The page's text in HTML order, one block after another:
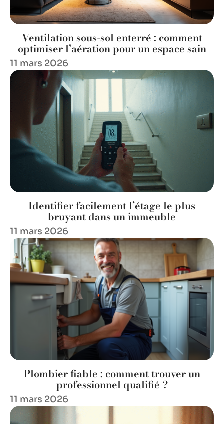
Ventilation sous-sol enterré : comment
optimiser l’aération pour un espace sain
11 mars 2026
Identifier facilement l’étage le plus
bruyant dans un immeuble
11 mars 2026
Plombier fiable : comment trouver un
professionnel qualifié ?
11 mars 2026